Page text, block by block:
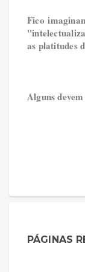
Fico
as platitudes
Alguns
PÁGINAS